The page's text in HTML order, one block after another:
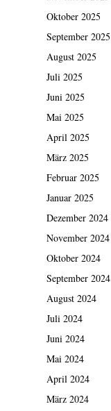
Oktober 2025
September 2025
August 2025
Juli 2025
Juni 2025
Mai 2025
April 2025
März 2025
Februar 2025
Januar 2025
Dezember 2024
November 2024
Oktober 2024
September 2024
August 2024
Juli 2024
Juni 2024
Mai 2024
April 2024
März 2024